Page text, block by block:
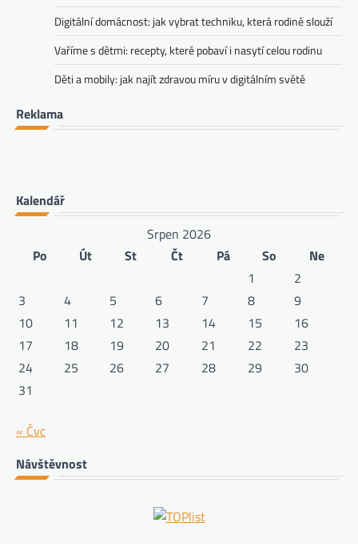
Digitální domácnost: jak vybrat techniku, která rodině slouží
Vaříme s dětmi: recepty, které pobaví i nasytí celou rodinu
Děti a mobily: jak najít zdravou míru v digitálním světě
Reklama
Kalendář
Srpen 2026
Po
Út St Čt Pá So
Ne
1
2
3
4 5 6 7 8
9
10
11 12 13 14 15
16
17
18 19 20 21 22
23
24
25 26 27 28 29
30
31
« Čvc
Návštěvnost